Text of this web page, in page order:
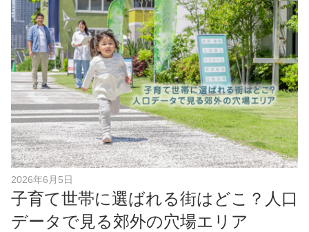
役
立
つ
情
報
を
お
届
け
し
ま
す
！
2026年6月5日
子育て世帯に選ばれる街はどこ？人口
データで見る郊外の穴場エリア